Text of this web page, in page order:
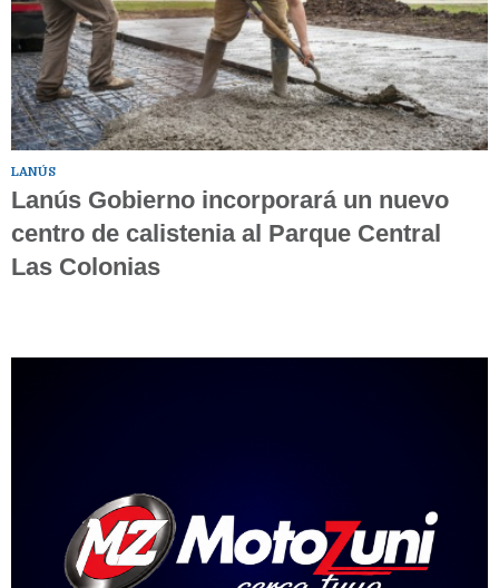
LANÚS
Lanús Gobierno incorporará un nuevo
centro de calistenia al Parque Central
Las Colonias